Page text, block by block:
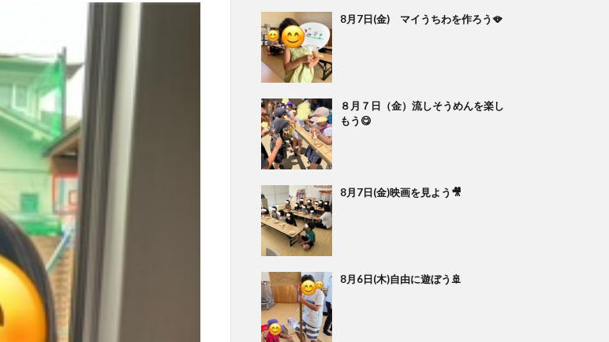
8月7日(金) マイうちわを作ろう🪭
８月７日（金）流しそうめんを楽し
もう😋
8月7日(金)映画を見よう🎥
8月6日(木)自由に遊ぼう🚢